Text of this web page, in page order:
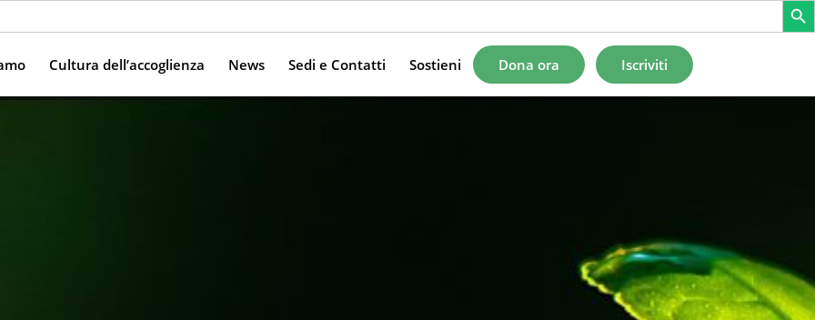
Cultura dell’accoglienza News Sedi e Contatti Sostieni Dona ora Iscriviti